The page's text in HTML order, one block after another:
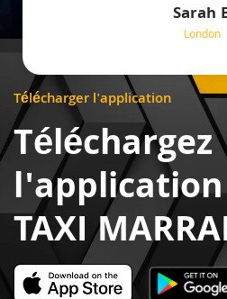
Sarah
London
Télécharger l'application
Téléchargez
l'application
TAXI